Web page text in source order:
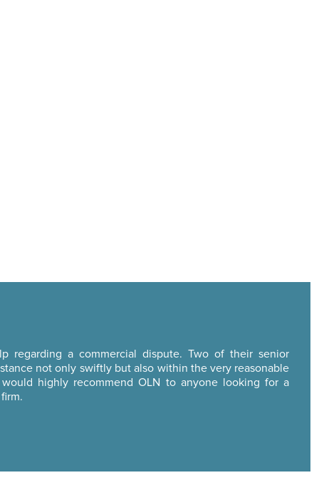
regarding a commercial dispute. Two of their senior
not only swiftly but also within the very reasonable
highly recommend OLN to anyone looking for a